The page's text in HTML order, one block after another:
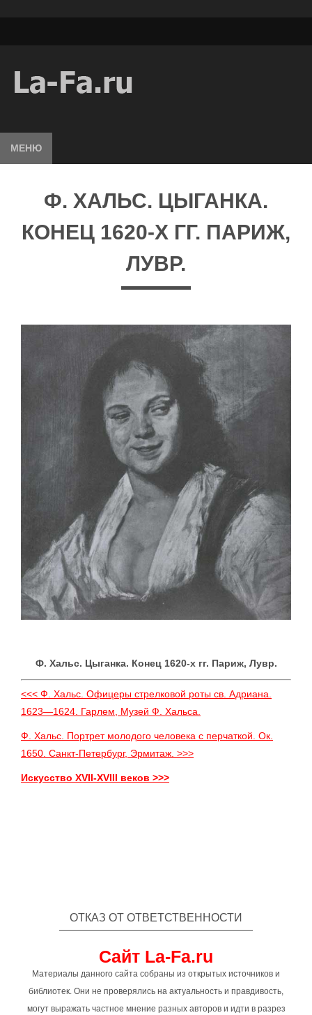
МЕНЮ
Ф. XАЛЬС. ЦЫГАНКА.
КОНЕЦ 1620-Х ГГ. ПАРИЖ,
ЛУВР.
Ф. Xальс. Цыганка. Конец 1620-х гг. Париж, Лувр.
<<< Ф. Xальс. Офицеры стрелковой роты св. Адриана.
1623—1624. Гарлем, Музей Ф. Хальса.
Ф. Xальс. Портрет молодого человека с перчаткой. Ок.
1650. Санкт-Петербург, Эрмитаж. >>>
Искусство XVII-XVIII веков >>>
ОТКАЗ ОТ ОТВЕТСТВЕННОСТИ
Сайт La-Fa.ru
Материалы данного сайта собраны из открытых источников и
библиотек. Они не проверялись на актуальность и правдивость,
могут выражать частное мнение разных авторов и идти в разрез